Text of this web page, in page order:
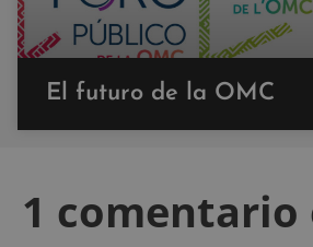
El futuro de la OMC
1 comentario